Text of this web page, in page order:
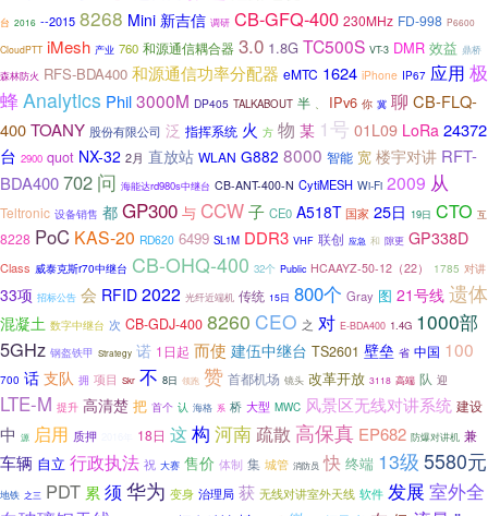
台 2016 --2015 8268 Mini 新吉信 调研 CB-GFQ-400 230MHz FD-998 P6600
CloudPTT iMesh 产业 760 和源通信耦合器 3.0 1.8G TC500S VT-3 DMR 效益 鼎桥
森林防火 RFS-BDA400 和源通信功率分配器 eMTC 1624 iPhone IP67 应用 极
蜂Analytics Phil3000M DP405 TALKABOUT 半 IPv6 你 冀 聊 CB-FLQ-
400TOANY 股份有限公司 泛 指挥系统 火 方 物 某 1号 01L09 LoRa 24372
台 2900 quot NX-32 2月 直放站 WLAN G882 8000 智能 宽 楼宇对讲 RFT-
BDA400702 问 海能达rd980s中继台 CB-ANT-400-N CytiMESH Wi-Fi 2009 从
Teltronic 设备销售 都 GP300 与 CCW子 CE0 A518T 国家 25日 19日 CTO 互
8228 PoC KAS-20 RD620 6499 SL1M DDR3 VHF 联创 应急 和 隙更 GP338D
Class 威泰克斯r70中继台 CB-OHQ-400 32个 Public HCAAYZ-50-12（22） 1785 对讲
33项 招标公告 会 RFID 2022 光纤近端机 传统 15日 800个 Gray 图 21号线 遗体
混凝土 数字中继台 次 CB-GDJ-400 8260 CEO 之 对 E-BDA400 1.4G 1000部
5GHz 钢盔铁甲 Strategy 诺 1日起 而使 建伍中继台 TS2601 壁垒 省 中国 100
700 话 支队 拥 项目 Skr 不 8日 领跑 赞 首都机场 镜头 改革开放 3118 高端 队 迎
LTE-M 提升 高清楚 把 首个 认 海格 系 桥 大型 MWC 风景区无线对讲系统 建设
中 源 启用 质押 18日 这构 河南 疏散 高保真 EP682 防爆对讲机 兼
车辆 自立 行政执法 祝 大赛 售价 体制 集 城管 消防员 快 终端 13级 5580元
地铁 之三 PDT 累 须 华为 变身 治理局 获 无线对讲室外天线 软件 发展 室外全